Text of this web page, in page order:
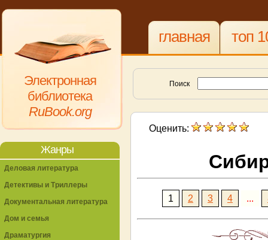
Электронная
библиотека
RuBook.org
главная топ
Поиск
Оценить:
1 2 3 4 ...
Жанры
Деловая литература
Детективы и Триллеры
Документальная литература
Дом и семья
Драматургия